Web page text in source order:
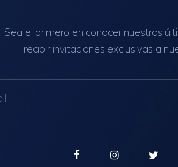
Sea el primero en conocer nuestras
recibir invitaciones exclusivas a